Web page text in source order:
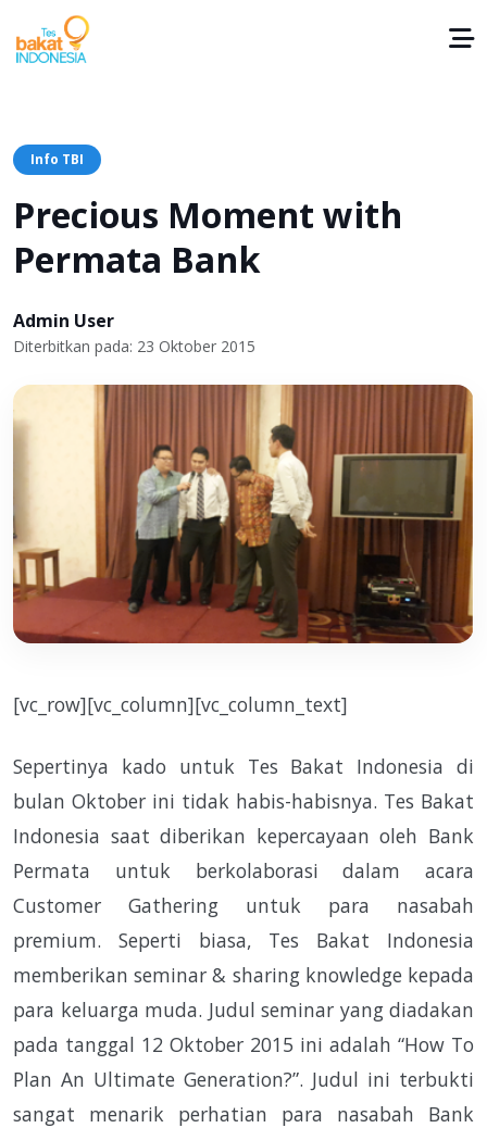
Info TBI
Precious Moment with
Permata Bank
Admin User
Diterbitkan pada: 23 Oktober 2015
[vc_row][vc_column][vc_column_text]
Sepertinya kado untuk Tes Bakat Indonesia di
bulan Oktober ini tidak habis-habisnya. Tes Bakat
Indonesia saat diberikan kepercayaan oleh Bank
Permata untuk berkolaborasi dalam acara
Customer Gathering untuk para nasabah
premium. Seperti biasa, Tes Bakat Indonesia
memberikan seminar & sharing knowledge kepada
para keluarga muda. Judul seminar yang diadakan
pada tanggal 12 Oktober 2015 ini adalah “How To
Plan An Ultimate Generation?”. Judul ini terbukti
sangat menarik perhatian para nasabah Bank